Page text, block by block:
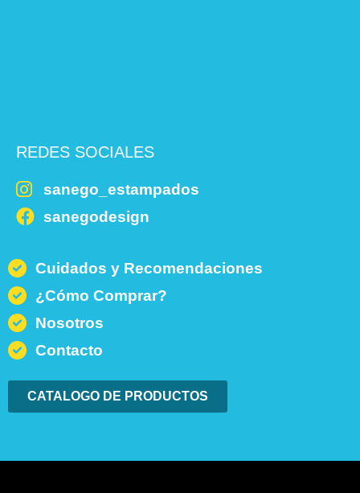
REDES SOCIALES
sanego_estampados
sanegodesign
Cuidados y Recomendaciones
¿Cómo Comprar?
Nosotros
Contacto
CATALOGO DE PRODUCTOS